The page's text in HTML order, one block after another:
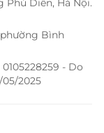
Phú Diễn, Hà Nội.
phường Bình
- Do
2025